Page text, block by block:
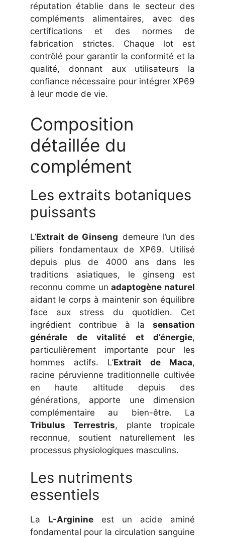
réputation établie dans le secteur des
compléments alimentaires, avec des
certifications et des normes de
fabrication strictes. Chaque lot est
contrôlé pour garantir la conformité et la
qualité, donnant aux utilisateurs la
confiance nécessaire pour intégrer XP69
à leur mode de vie.
Composition
détaillée du
complément
Les extraits botaniques
puissants
L’Extrait de Ginseng demeure l’un des
piliers fondamentaux de XP69. Utilisé
depuis plus de 4000 ans dans les
traditions asiatiques, le ginseng est
reconnu comme unadaptogène naturel
aidant le corps à maintenir son équilibre
face aux stress du quotidien. Cet
ingrédient contribue à la sensation
générale de vitalité et d’énergie,
particulièrement importante pour les
hommes actifs. L’Extrait de Maca,
racine péruvienne traditionnelle cultivée
en haute altitude depuis des
générations, apporte une dimension
complémentaire au bien-être. La
Tribulus Terrestris, plante tropicale
reconnue, soutient naturellement les
processus physiologiques masculins.
Les nutriments
essentiels
La L-Arginine est un acide aminé
fondamental pour la circulation sanguine